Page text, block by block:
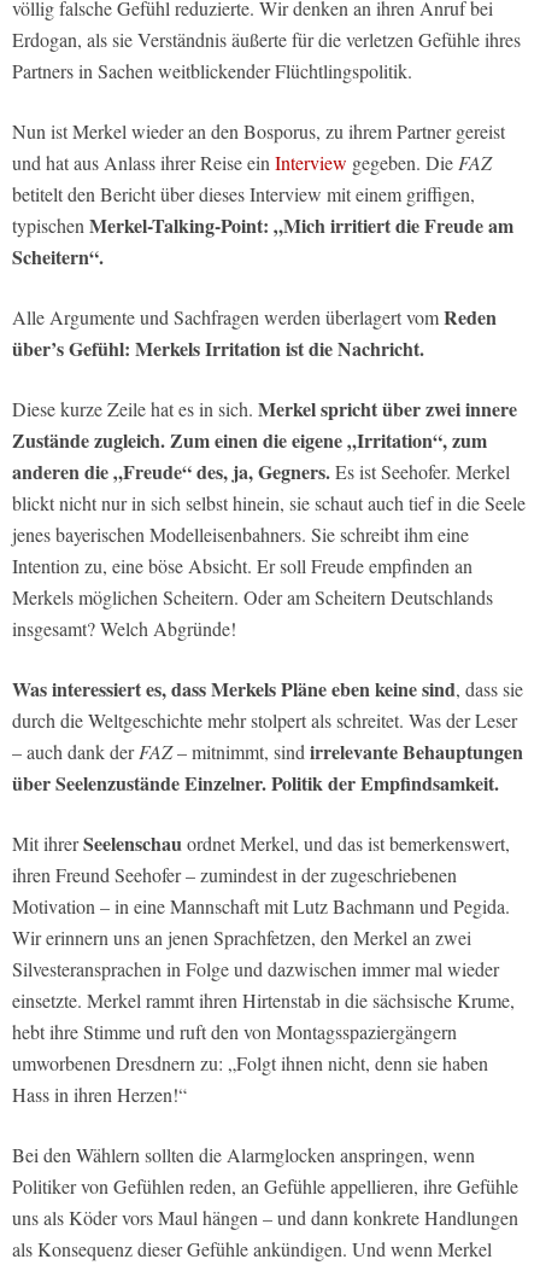
völlig falsche Gefühl reduzierte. Wir denken an ihren Anruf bei
Erdogan, als sie Verständnis äußerte für die verletzen Gefühle ihres
Partners in Sachen weitblickender Flüchtlingspolitik.
Nun ist Merkel wieder an den Bosporus, zu ihrem Partner gereist
und hat aus Anlass ihrer Reise ein Interview gegeben. Die FAZ
betitelt den Bericht über dieses Interview mit einem griffigen,
typischen Merkel-Talking-Point: „Mich irritiert die Freude am
Scheitern“.
Alle Argumente und Sachfragen werden überlagert vomReden
über’s Gefühl: Merkels Irritation ist die Nachricht.
Diese kurze Zeile hat es in sich. Merkel spricht über zwei innere
Zustände zugleich. Zum einen die eigene „Irritation“, zum
anderen die „Freude“ des, ja, Gegners.Es ist Seehofer. Merkel
blickt nicht nur in sich selbst hinein, sie schaut auch tief in die Seele
jenes bayerischen Modelleisenbahners. Sie schreibt ihm eine
Intention zu, eine böse Absicht. Er soll Freude empfinden an
Merkels möglichen Scheitern. Oder am Scheitern Deutschlands
insgesamt? Welch Abgründe!
Was interessiert es, dass Merkels Pläne eben keine sind, dass sie
durch die Weltgeschichte mehr stolpert als schreitet. Was der Leser
– auch dank derFAZ– mitnimmt, sind irrelevante Behauptungen
über Seelenzustände Einzelner. Politik der Empfindsamkeit.
Mit ihrerSeelenschau ordnet Merkel, und das ist bemerkenswert,
ihren Freund Seehofer – zumindest in der zugeschriebenen
Motivation – in eine Mannschaft mit Lutz Bachmann und Pegida.
Wir erinnern uns an jenen Sprachfetzen, den Merkel an zwei
Silvesteransprachen in Folge und dazwischen immer mal wieder
einsetzte. Merkel rammt ihren Hirtenstab in die sächsische Krume,
hebt ihre Stimme und ruft den von Montagsspaziergängern
umworbenen Dresdnern zu: „Folgt ihnen nicht, denn sie haben
Hass in ihren Herzen!“
Bei den Wählern sollten die Alarmglocken anspringen, wenn
Politiker von Gefühlen reden, an Gefühle appellieren, ihre Gefühle
uns als Köder vors Maul hängen – und dann konkrete Handlungen
als Konsequenz dieser Gefühle ankündigen. Und wenn Merkel